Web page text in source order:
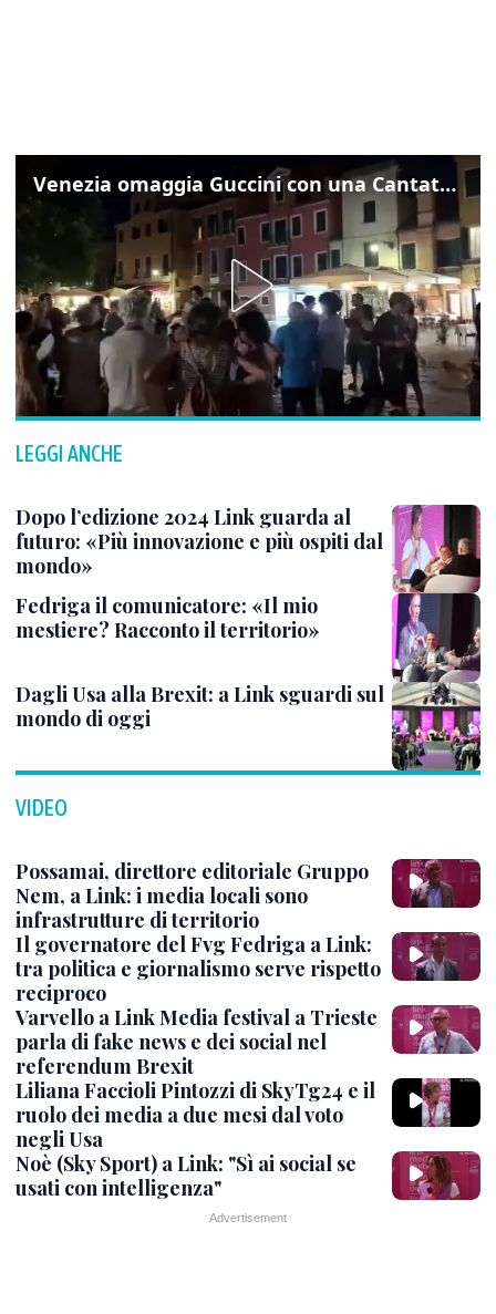
Venezia omaggia Guccini con una Cantata Anarchica in campo Santa Margherita
LEGGI ANCHE
Dopo l’edizione 2024 Link guarda al
futuro: «Più innovazione e più ospiti dal
mondo»
Fedriga il comunicatore: «Il mio
mestiere? Racconto il territorio»
Dagli Usa alla Brexit: a Link sguardi sul
mondo di oggi
VIDEO
Possamai, direttore editoriale Gruppo
Nem, a Link: i media locali sono
infrastrutture di territorio
Il governatore del Fvg Fedriga a Link:
tra politica e giornalismo serve rispetto
reciproco
Varvello a Link Media festival a Trieste
parla di fake news e dei social nel
referendum Brexit
Liliana Faccioli Pintozzi di SkyTg24 e il
ruolo dei media a due mesi dal voto
negli Usa
Noè (Sky Sport) a Link: "Sì ai social se
usati con intelligenza"